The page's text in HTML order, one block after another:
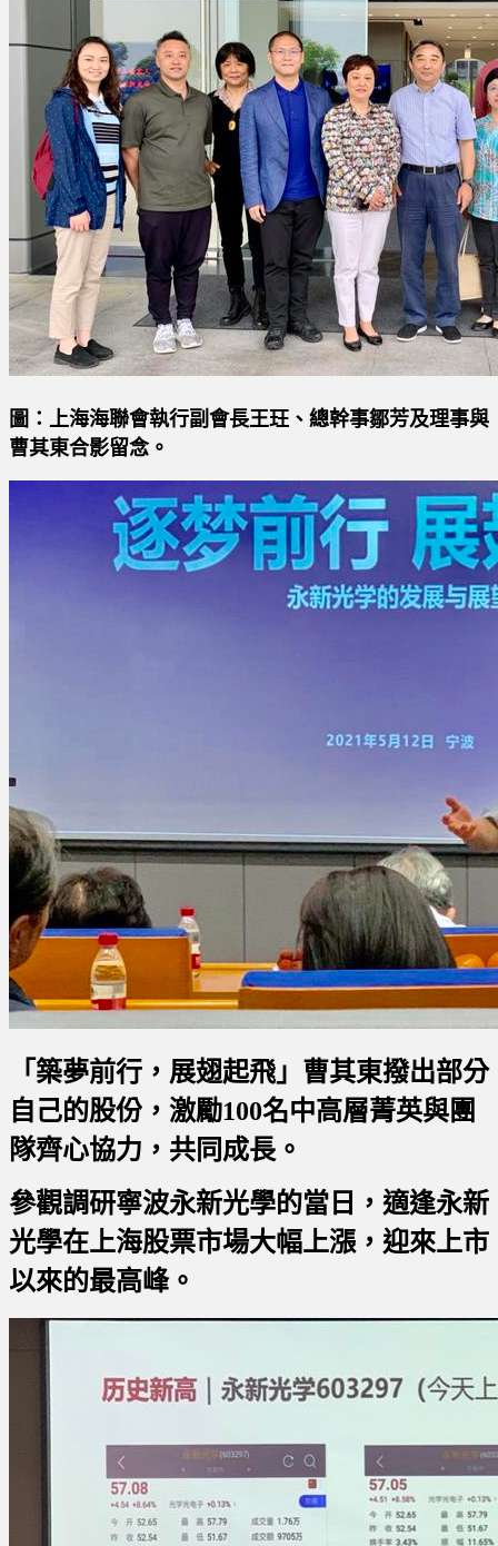
圖：上海海聯會執行副會長王玨、總幹事鄒芳及理事與
曹其東合影留念。
「築夢前行，展翅起飛」曹其東撥出部分
自己的股份， 激勵100名中高層菁英與團
隊齊心協力，共同成長。
參觀調研寧波永新光學的當日，適逢永新
光學在上海股票市場大幅上漲，迎來上市
以來的最高峰。